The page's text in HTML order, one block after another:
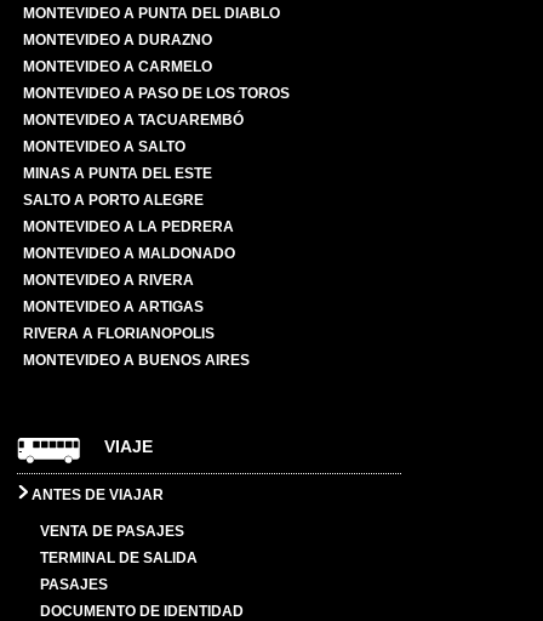
MONTEVIDEO A PUNTA DEL DIABLO
MONTEVIDEO A DURAZNO
MONTEVIDEO A CARMELO
MONTEVIDEO A PASO DE LOS TOROS
MONTEVIDEO A TACUAREMBÓ
MONTEVIDEO A SALTO
MINAS A PUNTA DEL ESTE
SALTO A PORTO ALEGRE
MONTEVIDEO A LA PEDRERA
MONTEVIDEO A MALDONADO
MONTEVIDEO A RIVERA
MONTEVIDEO A ARTIGAS
RIVERA A FLORIANOPOLIS
MONTEVIDEO A BUENOS AIRES
VIAJE
ANTES DE VIAJAR
VENTA DE PASAJES
TERMINAL DE SALIDA
PASAJES
DOCUMENTO DE IDENTIDAD